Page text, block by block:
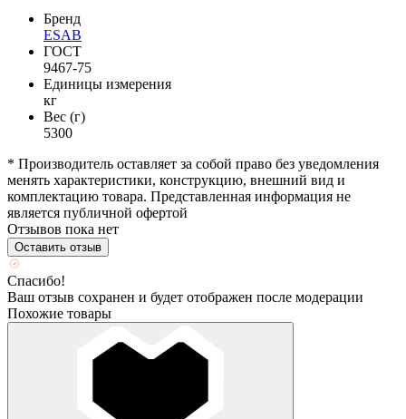
Бренд
ESAB
ГОСТ
9467-75
Единицы измерения
кг
Вес (г)
5300
* Производитель оставляет за собой право без уведомления
менять характеристики, конструкцию, внешний вид и
комплектацию товара. Представленная информация не
является публичной офертой
Отзывов пока нет
Оставить отзыв
Спасибо!
Ваш отзыв сохранен и будет отображен после модерации
Похожие товары